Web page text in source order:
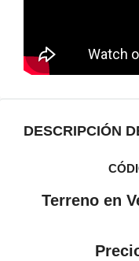
DESCRIPCIÓN
Terreno en